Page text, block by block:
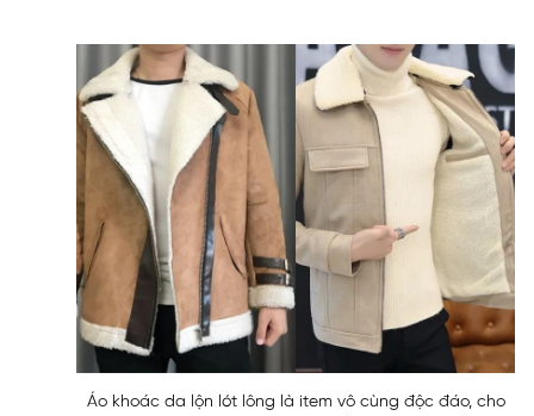
Áo khoác da lộn lót lông là item vô cùng độc đáo, cho